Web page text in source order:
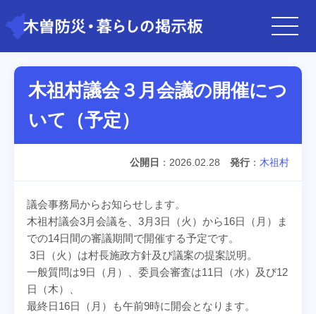
木祖村議会３月会議の開催につ
いて（予定）
公開日 2026.02.28 発行 木祖村
議会事務局からお知らせします。
木祖村議会3月会議を、3月3日（火）から16日（月）ま
での14日間の審議期間で開催する予定です。
3日（火）は村長施政方針及び議案の提案説明。
一般質問は9日（月）、委員会審査は11日（水）及び12
日（木）、
最終日16日（月）も午前9時に開会となります。